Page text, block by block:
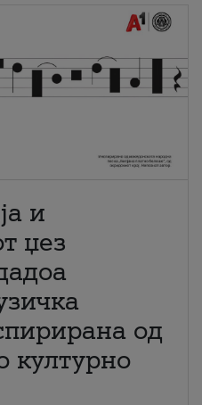
и
џез
од
културно